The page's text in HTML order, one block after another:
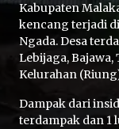
Kabupaten
kencang terjadi
Ngada. Desa
Lebijaga,
Kelurahan
Dampak dari
terdampak dan 1